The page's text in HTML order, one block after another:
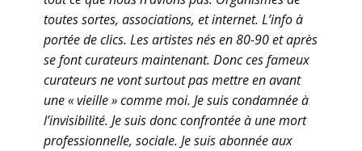
toutes sortes, associations, et internet. L’info à
portée de clics. Les artistes nés en 80-90 et après
se font curateurs maintenant. Donc ces fameux
curateurs ne vont surtout pas mettre en avant
une « vieille » comme moi. Je suis condamnée à
l’invisibilité. Je suis donc confrontée à une mort
professionnelle, sociale. Je suis abonnée aux